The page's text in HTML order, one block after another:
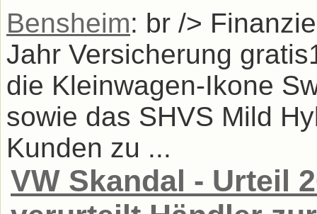
Bensheim: br />
Jahr Versicherung
die Kleinwagen-Ikone
sowie das SHVS Mild
Kunden zu ...
VW Skandal - Urteil